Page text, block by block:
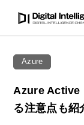
Azure
Azure Active
る注意点も紹